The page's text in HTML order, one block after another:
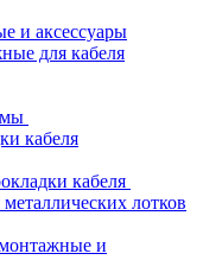
и аксессуары
для кабеля
кабеля
кабеля
лотков
и